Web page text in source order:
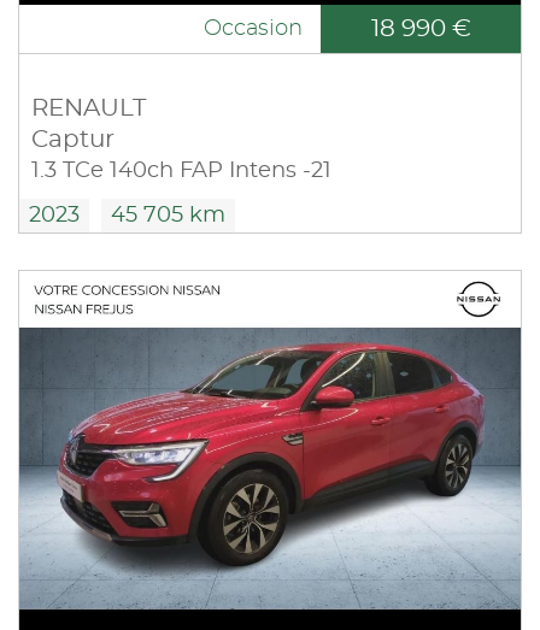
Occasion 18 990 €
RENAULT
Captur
1.3 TCe 140ch FAP Intens -21
2023 45 705 km